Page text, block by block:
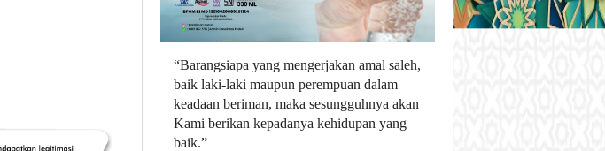
“Barangsiapa yang mengerjakan amal saleh,
baik laki-laki maupun perempuan dalam
keadaan beriman, maka sesungguhnya akan
Kami berikan kepadanya kehidupan yang
baik.”